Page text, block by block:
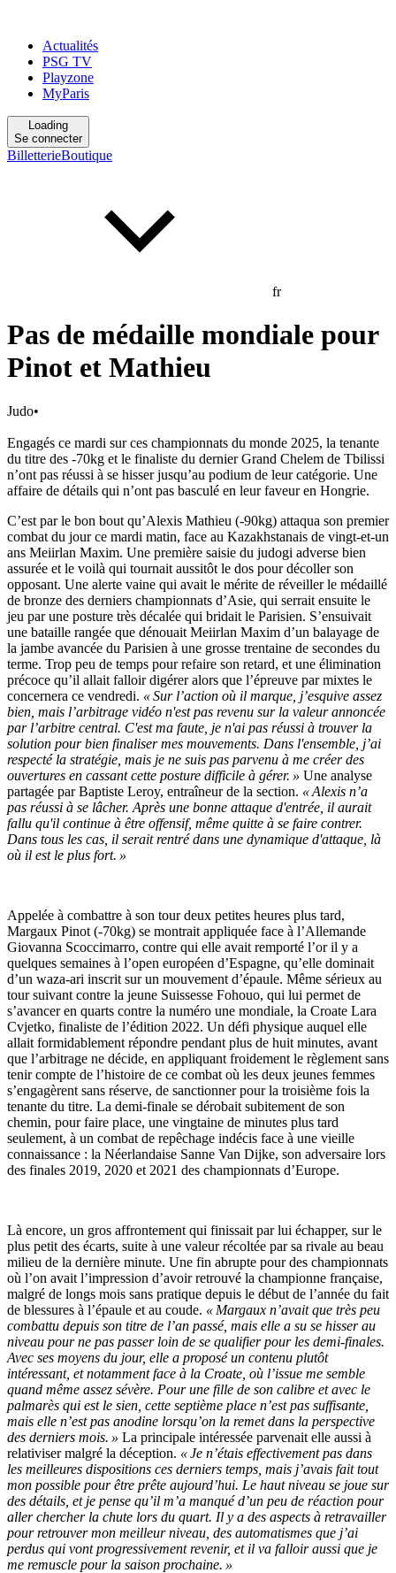
Actualités
PSG TV
Playzone
MyParis
Loading
Se connecter
BilletterieBoutique
fr
Pas de médaille mondiale pour
Pinot et Mathieu
Judo•
Engagés ce mardi sur ces championnats du monde 2025, la tenante
du titre des -70kg et le finaliste du dernier Grand Chelem de Tbilissi
n’ont pas réussi à se hisser jusqu’au podium de leur catégorie. Une
affaire de détails qui n’ont pas basculé en leur faveur en Hongrie.
C’est par le bon bout qu’Alexis Mathieu (-90kg) attaqua son premier
combat du jour ce mardi matin, face au Kazakhstanais de vingt-et-un
ans Meiirlan Maxim. Une première saisie du judogi adverse bien
assurée et le voilà qui tournait aussitôt le dos pour décoller son
opposant. Une alerte vaine qui avait le mérite de réveiller le médaillé
de bronze des derniers championnats d’Asie, qui serrait ensuite le
jeu par une posture très décalée qui bridait le Parisien. S’ensuivait
une bataille rangée que dénouait Meiirlan Maxim d’un balayage de
la jambe avancée du Parisien à une grosse trentaine de secondes du
terme. Trop peu de temps pour refaire son retard, et une élimination
précoce qu’il allait falloir digérer alors que l’épreuve par mixtes le
concernera ce vendredi. « Sur l’action où il marque, j’esquive assez
bien, mais l’arbitrage vidéo n'est pas revenu sur la valeur annoncée
par l’arbitre central. C'est ma faute, je n'ai pas réussi à trouver la
solution pour bien finaliser mes mouvements. Dans l'ensemble, j’ai
respecté la stratégie, mais je ne suis pas parvenu à me créer des
ouvertures en cassant cette posture difficile à gérer. » Une analyse
partagée par Baptiste Leroy, entraîneur de la section. « Alexis n’a
pas réussi à se lâcher. Après une bonne attaque d'entrée, il aurait
fallu qu'il continue à être offensif, même quitte à se faire contrer.
Dans tous les cas, il serait rentré dans une dynamique d'attaque, là
où il est le plus fort. »
Appelée à combattre à son tour deux petites heures plus tard,
Margaux Pinot (-70kg) se montrait appliquée face à l’Allemande
Giovanna Scoccimarro, contre qui elle avait remporté l’or il y a
quelques semaines à l’open européen d’Espagne, qu’elle dominait
d’un waza-ari inscrit sur un mouvement d’épaule. Même sérieux au
tour suivant contre la jeune Suissesse Fohouo, qui lui permet de
s’avancer en quarts contre la numéro une mondiale, la Croate Lara
Cvjetko, finaliste de l’édition 2022. Un défi physique auquel elle
allait formidablement répondre pendant plus de huit minutes, avant
que l’arbitrage ne décide, en appliquant froidement le règlement sans
tenir compte de l’histoire de ce combat où les deux jeunes femmes
s’engagèrent sans réserve, de sanctionner pour la troisième fois la
tenante du titre. La demi-finale se dérobait subitement de son
chemin, pour faire place, une vingtaine de minutes plus tard
seulement, à un combat de repêchage indécis face à une vieille
connaissance : la Néerlandaise Sanne Van Dijke, son adversaire lors
des finales 2019, 2020 et 2021 des championnats d’Europe.
Là encore, un gros affrontement qui finissait par lui échapper, sur le
plus petit des écarts, suite à une valeur récoltée par sa rivale au beau
milieu de la dernière minute. Une fin abrupte pour des championnats
où l’on avait l’impression d’avoir retrouvé la championne française,
malgré de longs mois sans pratique depuis le début de l’année du fait
de blessures à l’épaule et au coude. « Margaux n’avait que très peu
combattu depuis son titre de l’an passé, mais elle a su se hisser au
niveau pour ne pas passer loin de se qualifier pour les demi-finales.
Avec ses moyens du jour, elle a proposé un contenu plutôt
intéressant, et notamment face à la Croate, où l’issue me semble
quand même assez sévère. Pour une fille de son calibre et avec le
palmarès qui est le sien, cette septième place n’est pas suffisante,
mais elle n’est pas anodine lorsqu’on la remet dans la perspective
des derniers mois. » La principale intéressée parvenait elle aussi à
relativiser malgré la déception. « Je n’étais effectivement pas dans
les meilleures dispositions ces derniers temps, mais j’avais fait tout
mon possible pour être prête aujourd’hui. Le haut niveau se joue sur
des détails, et je pense qu’il m’a manqué d’un peu de réaction pour
aller chercher la chute lors du quart. Il y a des aspects à retravailler
pour retrouver mon meilleur niveau, des automatismes que j’ai
perdus qui vont progressivement revenir, et il va falloir aussi que je
me remuscle pour la saison prochaine. »